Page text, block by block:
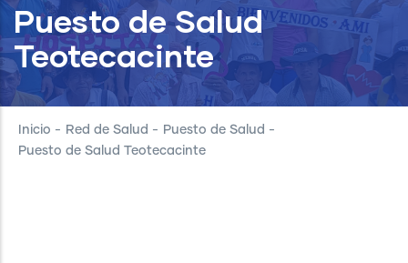
Puesto de Salud
Teotecacinte
Inicio - Red de Salud - Puesto de Salud -
Puesto de Salud Teotecacinte